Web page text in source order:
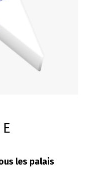
les palais